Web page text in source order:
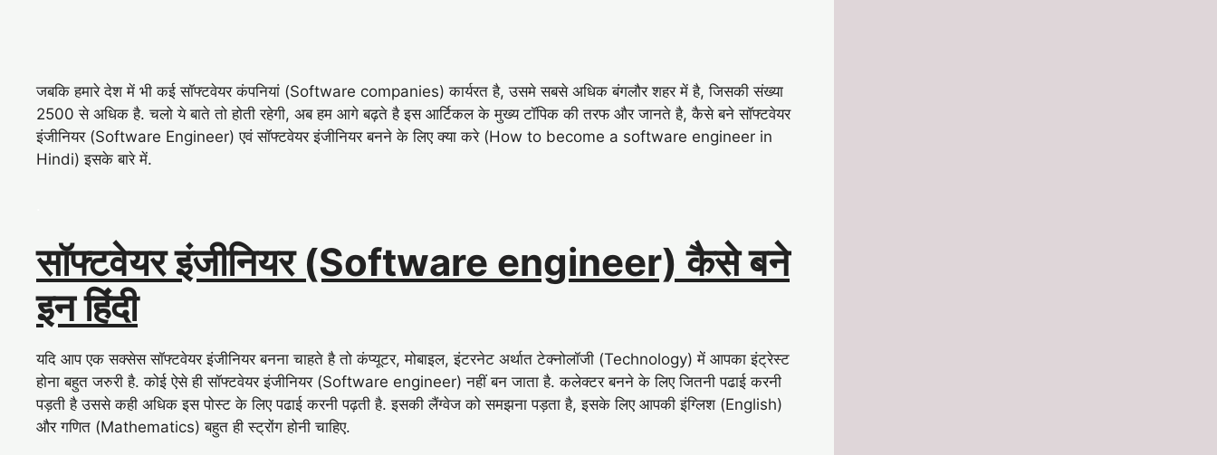
जबकि हमारे देश में भी कई सॉफ्टवेयर कंपनियां (Software companies) कार्यरत है, उसमे सबसे अधिक बंगलौर शहर में है, जिसकी संख्या
2500 से अधिक है. चलो ये बाते तो होती रहेगी, अब हम आगे बढ़ते है इस आर्टिकल के मुख्य टॉपिक की तरफ और जानते है, कैसे बने सॉफ्टवेयर
इंजीनियर (Software Engineer) एवं सॉफ्टवेयर इंजीनियर बनने के लिए क्या करे (How to become a software engineer in
Hindi) इसके बारे में.
सॉफ्टवेयर इंजीनियर (Software engineer) कैसे बने
इन हिंदी
यदि आप एक सक्सेस सॉफ्टवेयर इंजीनियर बनना चाहते है तो कंप्यूटर, मोबाइल, इंटरनेट अर्थात टेक्नोलॉजी (Technology) में आपका इंट्रेस्ट
होना बहुत जरुरी है. कोई ऐसे ही सॉफ्टवेयर इंजीनियर (Software engineer) नहीं बन जाता है. कलेक्टर बनने के लिए जितनी पढाई करनी
पड़ती है उससे कही अधिक इस पोस्ट के लिए पढाई करनी पढ़ती है. इसकी लैंग्वेज को समझना पड़ता है, इसके लिए आपकी इंग्लिश (English)
और गणित (Mathematics) बहुत ही स्ट्रोंग होनी चाहिए.